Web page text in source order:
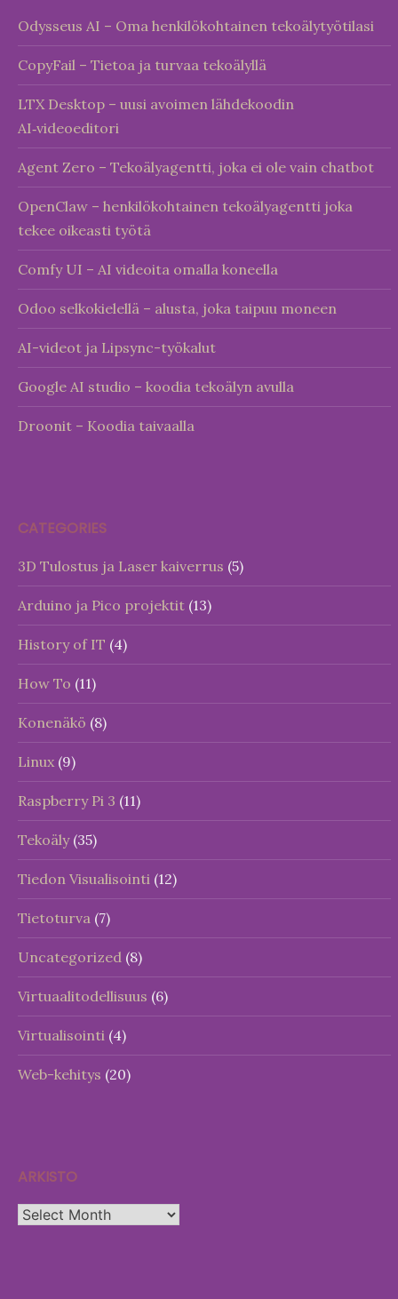
Odysseus AI – Oma henkilökohtainen tekoälytyötilasi
CopyFail – Tietoa ja turvaa tekoälyllä
LTX Desktop – uusi avoimen lähdekoodin
AI‑videoeditori
Agent Zero – Tekoälyagentti, joka ei ole vain chatbot
OpenClaw – henkilökohtainen tekoälyagentti joka
tekee oikeasti työtä
Comfy UI – AI videoita omalla koneella
Odoo selkokielellä – alusta, joka taipuu moneen
AI-videot ja Lipsync-työkalut
Google AI studio – koodia tekoälyn avulla
Droonit – Koodia taivaalla
CATEGORIES
3D Tulostus ja Laser kaiverrus (5)
Arduino ja Pico projektit (13)
History of IT (4)
How To (11)
Konenäkö (8)
Linux (9)
Raspberry Pi 3 (11)
Tekoäly(35)
Tiedon Visualisointi (12)
Tietoturva (7)
Uncategorized (8)
Virtuaalitodellisuus (6)
Virtualisointi (4)
Web-kehitys (20)
ARKISTO
Arkisto